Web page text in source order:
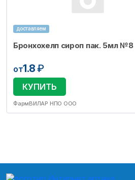
доставляем
Бронхохелп сироп пак. 5мл №8
от1.8₽
КУПИТЬ
ФармВИЛАР НПО ООО